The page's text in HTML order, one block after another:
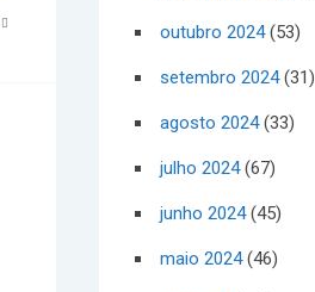
outubro 2024(53)
setembro 2024(31)
agosto 2024(33)
julho 2024(67)
junho 2024(45)
maio 2024(46)